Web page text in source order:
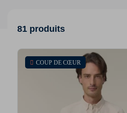
81 produits
COUP DE CŒUR